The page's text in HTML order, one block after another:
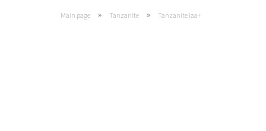
Main page » Tanzanite » Tanzanite Iaa+